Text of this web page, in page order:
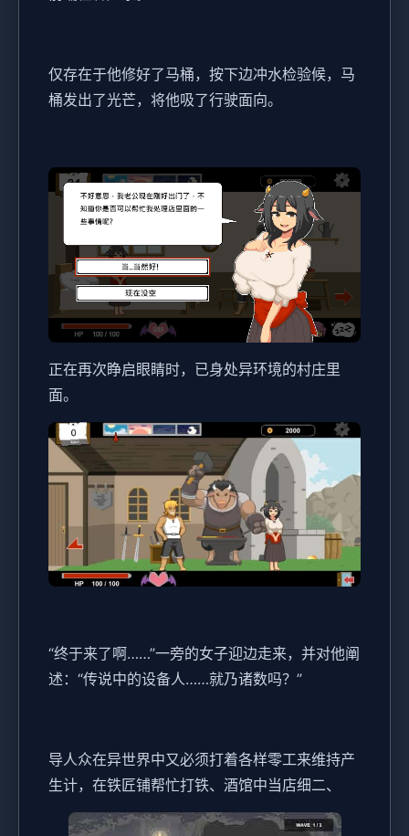
仅存在于他修好了马桶，按下边冲水检验候，马
桶发出了光芒，将他吸了行驶面向。
正在再次睁启眼睛时，已身处异环境的村庄里
面。
“终于来了啊……”一旁的女子迎边走来，并对他阐
述：“传说中的设备人……就乃诸数吗？”
导人众在异世界中又必须打着各样零工来维持产
生计，在铁匠铺帮忙打铁、酒馆中当店细二、